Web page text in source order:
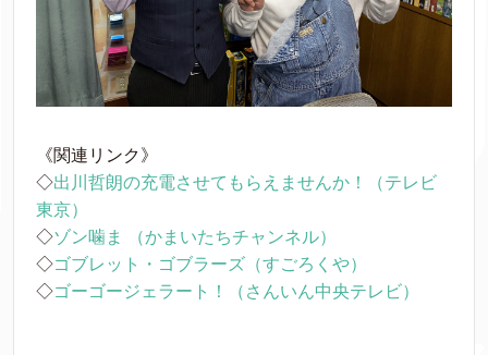
《関連リンク》
◇出川哲朗の充電させてもらえませんか！（テレビ
東京）
◇ゾン噛ま （かまいたちチャンネル）
◇ゴブレット・ゴブラーズ（すごろくや）
◇ゴーゴージェラート！（さんいん中央テレビ）